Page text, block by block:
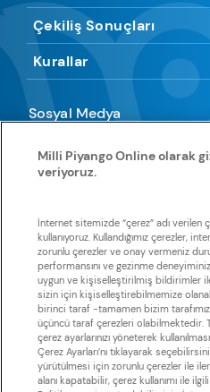
Çekiliş Sonuçları
Kurallar
Sosyal Medya
Uygulamamıza göz atın
App Store Google Play
Sisal Şans, Sisal Şans’a ait olan
yazılımlarla ilişkili tüm telif haklarını
Milli Piyango Online olarak
veriyoruz.
İnternet sitemizde “çerez” adı verilen
kullanıyoruz. Kullandığımız çerezler,
zorunlu çerezler ve onay vermeniz
performansını ve gezinme
uygun ve kişiselleştirilmiş bildirimler
sizin için kişiselleştirebilmemize
birinci taraf -tamamen bizim
üçüncü taraf çerezleri olabilmektedir.
çerez ayarlarınızı yöneterek
Çerez Ayarları’nı tıklayarak
yürütülmesi için zorunlu çerezler ile
alanı kapatabilir, çerez kullanımı ile